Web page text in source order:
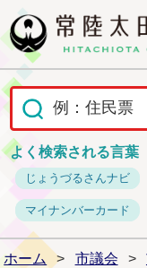
よく検索される言葉
じょうづるさんナビ
マイナンバーカード
ホーム > 市議会 >